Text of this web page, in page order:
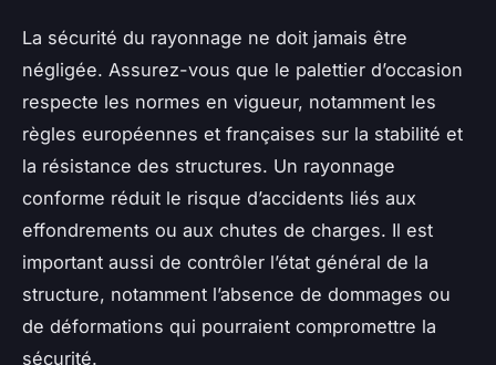
La sécurité du rayonnage ne doit jamais être
négligée. Assurez-vous que le palettier d’occasion
respecte les normes en vigueur, notamment les
règles européennes et françaises sur la stabilité et
la résistance des structures. Un rayonnage
conforme réduit le risque d’accidents liés aux
effondrements ou aux chutes de charges. Il est
important aussi de contrôler l’état général de la
structure, notamment l’absence de dommages ou
de déformations qui pourraient compromettre la
sécurité.